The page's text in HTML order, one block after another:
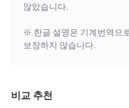
않았습니다.
※ 한글 설명은 기계번역으
보장하지 않습니다.
비교 추천